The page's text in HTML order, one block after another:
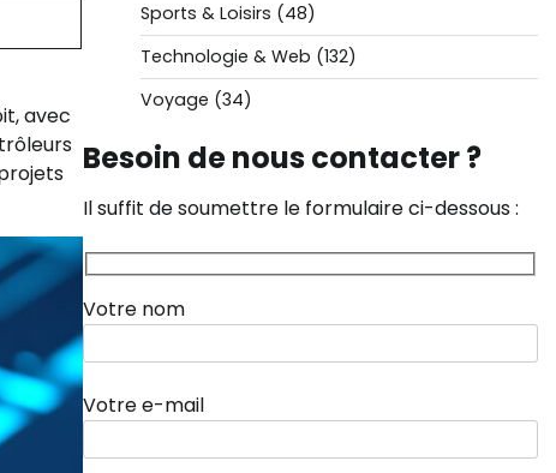
avec
Sports & Loisirs (48)
Technologie & Web (132)
Voyage (34)
Besoin de nous contacter ?
Il suffit de soumettre le formulaire ci-dessous :
Votre nom
Votre e-mail